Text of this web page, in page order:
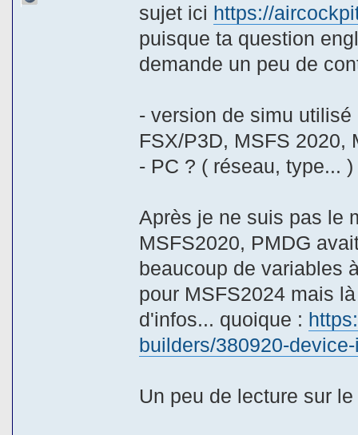
sujet ici https://
puisque ta question
demande un peu de
- version de simu
FSX/P3D, MSFS 2020,
- PC ? ( réseau, type... )
Après je ne suis pas le
MSFS2020, PMDG
beaucoup de variables
pour MSFS2024 mais
d'infos... quoique :
builders/380920-
Un peu de lecture sur